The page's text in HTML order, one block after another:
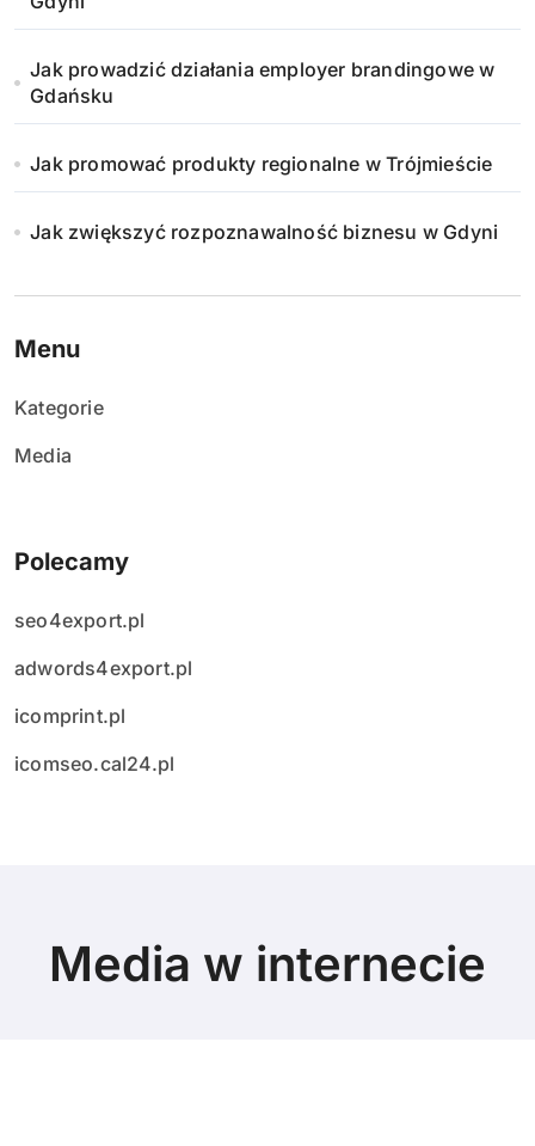
Jak prowadzić działania employer brandingowe w
Gdańsku
Jak promować produkty regionalne w Trójmieście
Jak zwiększyć rozpoznawalność biznesu w Gdyni
Menu
Kategorie
Media
Polecamy
seo4export.pl
adwords4export.pl
icomprint.pl
icomseo.cal24.pl
Media w internecie